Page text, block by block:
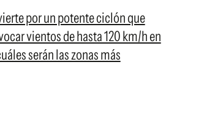
por un potente ciclón que
vientos de hasta 120 km/h en
serán las zonas más